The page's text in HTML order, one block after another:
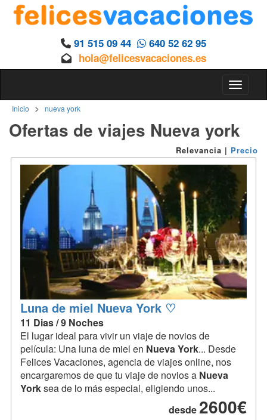
91 515 09 44
640 52 62 95
hola@felicesvacaciones.es
Toggle
Inicio > nueva york
Ofertas de viajes Nueva york
Relevancia | Precio
Luna de miel Nueva York ♡
11 Dias / 9 Noches
El lugar ideal para vivir un viaje de novios de
película: Una luna de miel en NuevaYork... Desde
Felices Vacaciones, agencia de viajes online, nos
encargaremos de que tu viaje de novios a Nueva
Yorksea de lo más especial, eligiendo unos...
desde 2600€